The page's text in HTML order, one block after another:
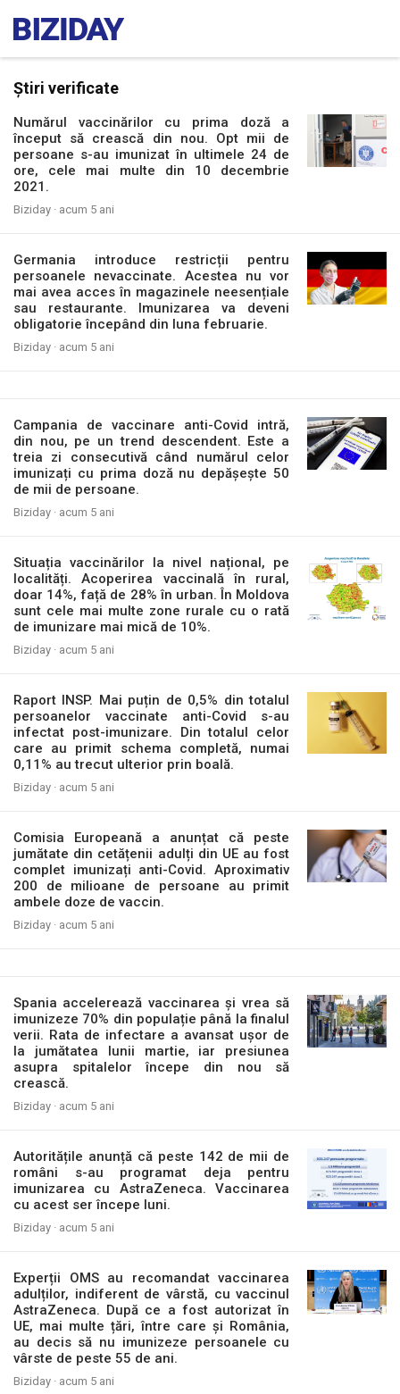
Știri verificate
Numărul vaccinărilor cu prima doză a
început să crească din nou. Opt mii de
persoane s-au imunizat în ultimele 24 de
ore, cele mai multe din 10 decembrie
2021.
Biziday · acum 5 ani
Germania introduce restricții pentru
persoanele nevaccinate. Acestea nu vor
mai avea acces în magazinele neesențiale
sau restaurante. Imunizarea va deveni
obligatorie începând din luna februarie.
Biziday · acum 5 ani
Campania de vaccinare anti-Covid intră,
din nou, pe un trend descendent. Este a
treia zi consecutivă când numărul celor
imunizați cu prima doză nu depășește 50
de mii de persoane.
Biziday · acum 5 ani
Situația vaccinărilor la nivel național, pe
localități. Acoperirea vaccinală în rural,
doar 14%, față de 28% în urban. În Moldova
sunt cele mai multe zone rurale cu o rată
de imunizare mai mică de 10%.
Biziday · acum 5 ani
Raport INSP. Mai puțin de 0,5% din totalul
persoanelor vaccinate anti-Covid s-au
infectat post-imunizare. Din totalul celor
care au primit schema completă, numai
0,11% au trecut ulterior prin boală.
Biziday · acum 5 ani
Comisia Europeană a anunțat că peste
jumătate din cetățenii adulți din UE au fost
complet imunizați anti-Covid. Aproximativ
200 de milioane de persoane au primit
ambele doze de vaccin.
Biziday · acum 5 ani
Spania accelerează vaccinarea și vrea să
imunizeze 70% din populație până la finalul
verii. Rata de infectare a avansat ușor de
la jumătatea lunii martie, iar presiunea
asupra spitalelor începe din nou să
crească.
Biziday · acum 5 ani
Autoritățile anunță că peste 142 de mii de
români s-au programat deja pentru
imunizarea cu AstraZeneca. Vaccinarea
cu acest ser începe luni.
Biziday · acum 5 ani
Experții OMS au recomandat vaccinarea
adulților, indiferent de vârstă, cu vaccinul
AstraZeneca. După ce a fost autorizat în
UE, mai multe țări, între care și România,
au decis să nu imunizeze persoanele cu
vârste de peste 55 de ani.
Biziday · acum 5 ani